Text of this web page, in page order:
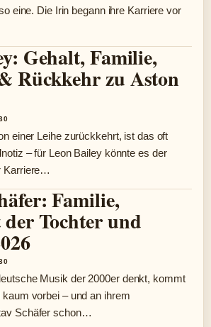
eine. Die Irin begann ihre Karriere vor
Gehalt, Familie,
Rückkehr zu Aston
einer Leihe zurückkehrt, ist das oft
– für Leon Bailey könnte es der
Karriere…
Familie,
Tochter und
Musik der 2000er denkt, kommt
kaum vorbei – und an ihrem
Schäfer schon…